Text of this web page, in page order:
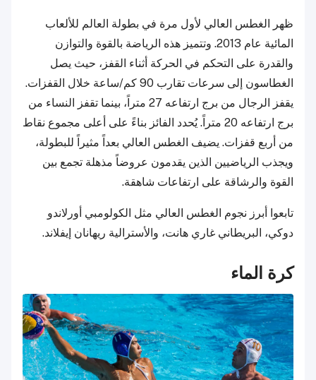
ظهر الغطس العالي لأول مرة في بطولة العالم للألعاب
المائية عام 2013. وتتميز هذه الرياضة بالقوة والتوازن
والقدرة على التحكم في الحركة أثناء القفز، حيث يصل
الغطاسون إلى سرعات تقارب 90 كم/ساعة خلال القفزات.
يقفز الرجال من برج ارتفاعه 27 متراً، بينما تقفز النساء من
برج ارتفاعه 20 متراً. يُحدد الفائز بناءً على أعلى مجموع نقاط
من أربع قفزات. يضيف الغطس العالي بعداً مثيراً للبطولة،
ويجذب الرياضيين الذين يقدمون عروضاً مذهلة تجمع بين
القوة والرشاقة على ارتفاعات شاهقة.
تابعوا أبرز نجوم الغطس العالي مثل الكولومبي أورلاندو
دوكي، البريطاني غاري هانت، والأسترالية ريهانان إيفلاند.
كرة الماء